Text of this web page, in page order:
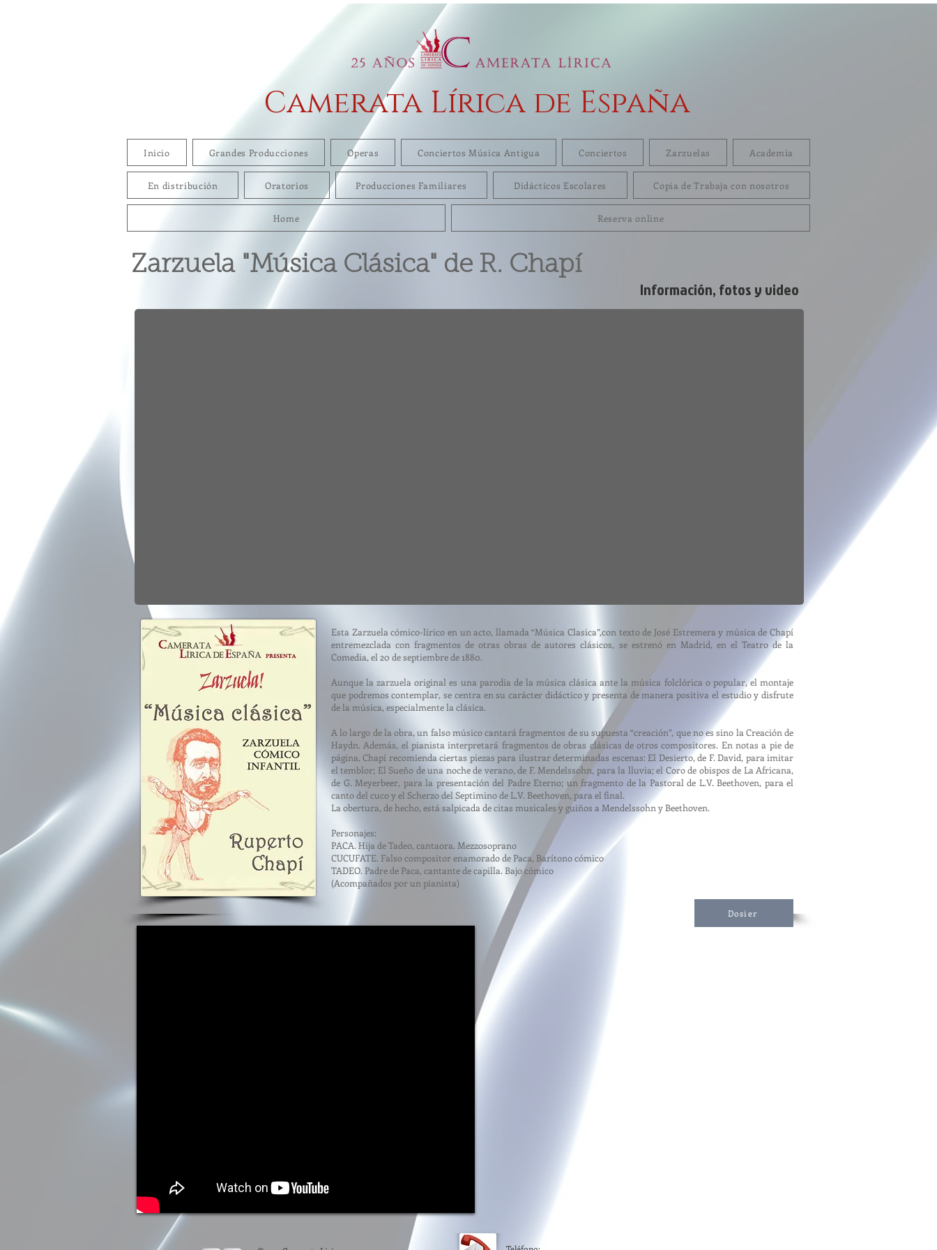
Camerata Lírica de España
Inicio Grandes Producciones Operas Conciertos Música Antigua Conciertos Zarzuelas Academia
En distribución Oratorios Producciones Familiares Didácticos Escolares Copia de Trabaja con nosotros
Home Reserva online
Zarzuela "Música Clásica" de R. Chapí
Información, fotos y video
Esta Zarzuela cómico-lírico en un acto, llamada “Música Clasica”,con texto de José Estremera y música de Chapí
entremezclada con fragmentos de otras obras de autores clásicos, se estrenó en Madrid, en el Teatro de la
Comedia, el 20 de septiembre de 1880.
Aunque la zarzuela original es una parodia de la música clásica ante la música folclórica o popular, el montaje
que podremos contemplar, se centra en su carácter didáctico y presenta de manera positiva el estudio y disfrute
de la música, especialmente la clásica.
A lo largo de la obra, un falso músico cantará fragmentos de su supuesta “creación”, que no es sino la Creación de
Haydn. Además, el pianista interpretará fragmentos de obras clásicas de otros compositores. En notas a pie de
página, Chapí recomienda ciertas piezas para ilustrar determinadas escenas: El Desierto, de F. David, para imitar
el temblor; El Sueño de una noche de verano, de F. Mendelssohn, para la lluvia; el Coro de obispos de La Africana,
de G. Meyerbeer, para la presentación del Padre Eterno; un fragmento de la Pastoral de L.V. Beethoven, para el
canto del cuco y el Scherzo del Septimino de L.V. Beethoven, para el final.
La obertura, de hecho, está salpicada de citas musicales y guiños a Mendelssohn y Beethoven.
Personajes:
PACA. Hija de Tadeo, cantaora. Mezzosoprano
CUCUFATE. Falso compositor enamorado de Paca, Barítono cómico
TADEO. Padre de Paca, cantante de capilla. Bajo cómico
(Acompañados por un pianista)
Dosier